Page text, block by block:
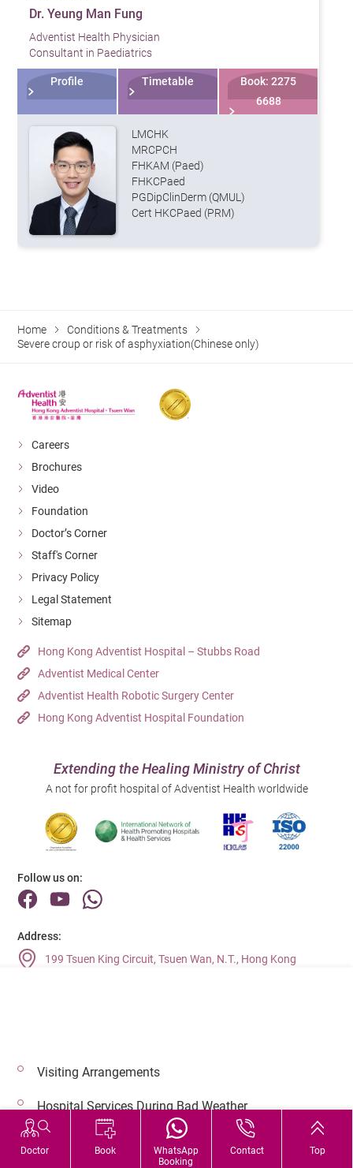
Dr. Yeung Man Fung
Adventist Health Physician
Consultant in Paediatrics
Profile Timetable
Book: 2275
6688
LMCHK
MRCPCH
FHKAM (Paed)
FHKCPaed
PGDipClinDerm (QMUL)
Cert HKCPaed (PRM)
Doctor Book
WhatsApp
Booking
Contact Top
Home
Conditions & Treatments
Severe croup or risk of asphyxiation(Chinese only)
Careers
Brochures
Video
Foundation
Doctor’s Corner
Staff's Corner
Privacy Policy
Legal Statement
Sitemap
Hong Kong Adventist Hospital – Stubbs Road
Adventist Medical Center
Adventist Health Robotic Surgery Center
Hong Kong Adventist Hospital Foundation
Extending the Healing Ministry of Christ
A not for profit hospital of Adventist Health worldwide
Follow us on:
Address:
199 Tsuen King Circuit, Tsuen Wan, N.T., Hong Kong
© 2026 Copyright © Adventist Health. All rights reserved.
Visiting Arrangements
Hospital Services During Bad Weather